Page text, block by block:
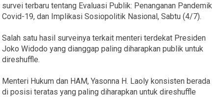
survei terbaru tentang Evaluasi Publik: Penanganan Pandemik
Covid-19, dan Implikasi Sosiopolitik Nasional, Sabtu (4/7).
Salah satu hasil surveinya terkait menteri terdekat Presiden
Joko Widodo yang dianggap paling diharapkan publik untuk
direshuffle.
Menteri Hukum dan HAM, Yasonna H. Laoly konsisten berada
di posisi teratas yang paling diharapkan untuk direshuffle